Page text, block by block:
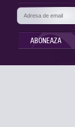
ABONEAZA